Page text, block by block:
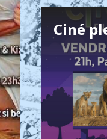
Ciné